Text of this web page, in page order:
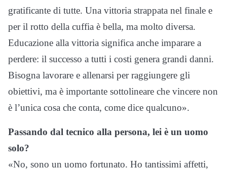
gratificante di tutte. Una vittoria strappata nel finale e
per il rotto della cuffia è bella, ma molto diversa.
Educazione alla vittoria significa anche imparare a
perdere: il successo a tutti i costi genera grandi danni.
Bisogna lavorare e allenarsi per raggiungere gli
obiettivi, ma è importante sottolineare che vincere non
è l’unica cosa che conta, come dice qualcuno».
Passando dal tecnico alla persona, lei è un uomo
solo?
«No, sono un uomo fortunato. Ho tantissimi affetti,